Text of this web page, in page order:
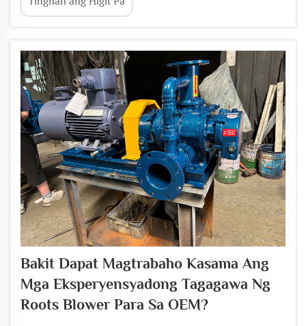
nang direkta mula sa mga tagagawa ng roots blower o
kaya ay gagamit ng mga tagapamagitan na trader. Ang
kagamitan, sa teknikal...
Bakit Dapat Magtrabaho Kasama Ang
Mga Eksperyensyadong Tagagawa Ng
Roots Blower Para Sa OEM?